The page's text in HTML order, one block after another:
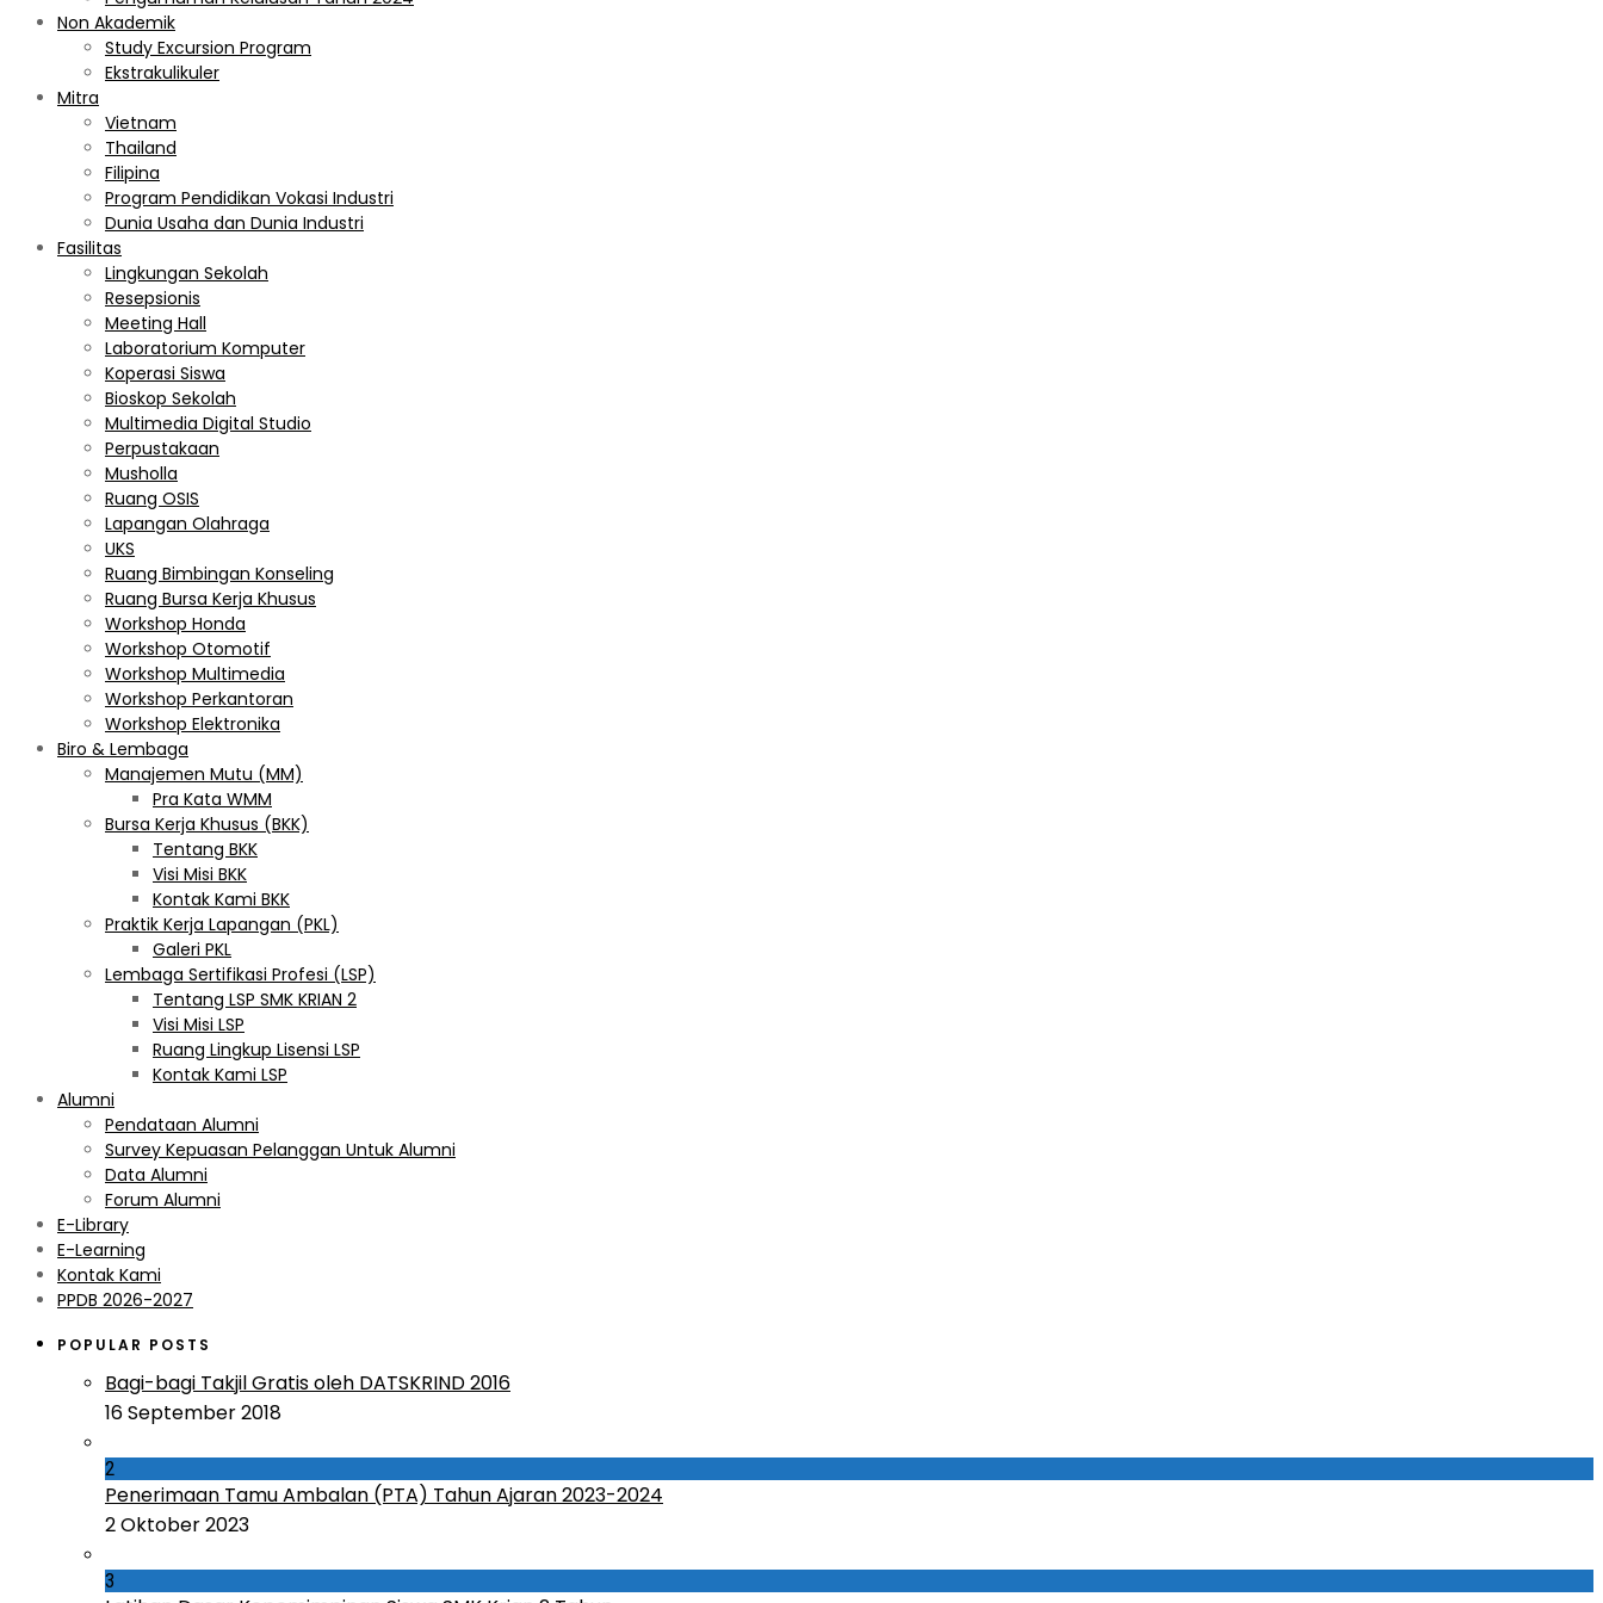
Non Akademik
Study Excursion Program
Ekstrakulikuler
Mitra
Vietnam
Thailand
Filipina
Program Pendidikan Vokasi Industri
Dunia Usaha dan Dunia Industri
Fasilitas
Lingkungan Sekolah
Resepsionis
Meeting Hall
Laboratorium Komputer
Koperasi Siswa
Bioskop Sekolah
Multimedia Digital Studio
Perpustakaan
Musholla
Ruang OSIS
Lapangan Olahraga
UKS
Ruang Bimbingan Konseling
Ruang Bursa Kerja Khusus
Workshop Honda
Workshop Otomotif
Workshop Multimedia
Workshop Perkantoran
Workshop Elektronika
Biro & Lembaga
Manajemen Mutu (MM)
Pra Kata WMM
Bursa Kerja Khusus (BKK)
Tentang BKK
Visi Misi BKK
Kontak Kami BKK
Praktik Kerja Lapangan (PKL)
Galeri PKL
Lembaga Sertifikasi Profesi (LSP)
Tentang LSP SMK KRIAN 2
Visi Misi LSP
Ruang Lingkup Lisensi LSP
Kontak Kami LSP
Alumni
Pendataan Alumni
Survey Kepuasan Pelanggan Untuk Alumni
Data Alumni
Forum Alumni
E-Library
E-Learning
Kontak Kami
PPDB 2026-2027
POPULAR POSTS
Bagi-bagi Takjil Gratis oleh DATSKRIND 2016
16 September 2018
2
Penerimaan Tamu Ambalan (PTA) Tahun Ajaran 2023-2024
2 Oktober 2023
3